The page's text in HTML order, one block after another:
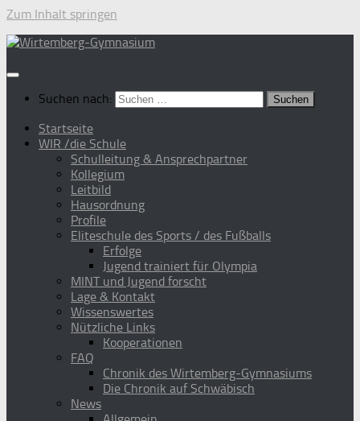
Zum Inhalt springen
Suchen nach:
Startseite
WIR /die Schule
Schulleitung & Ansprechpartner
Kollegium
Leitbild
Hausordnung
Profile
Eliteschule des Sports / des Fußballs
Erfolge
Jugend trainiert für Olympia
MINT und Jugend forscht
Lage & Kontakt
Wissenswertes
Nützliche Links
Kooperationen
FAQ
Chronik des Wirtemberg-Gymnasiums
Die Chronik auf Schwäbisch
News